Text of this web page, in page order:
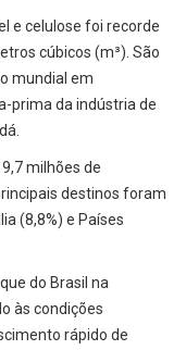
e celulose foi recorde
cúbicos (m³). São
mundial em
prima da indústria de
milhões de
destinos foram
(8,8%) e Países
do Brasil na
às condições
rápido de